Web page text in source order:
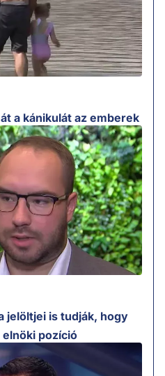
a kánikulát az emberek
jelöltjei is tudják, hogy
pozíció